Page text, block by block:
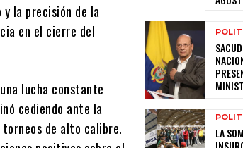
la precisión de la
en el cierre del
lucha constante
cediendo ante la
torneos de alto calibre.
LA